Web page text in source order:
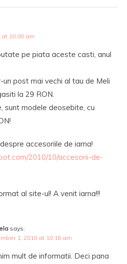
10:00 am
pe piata aceste casti, anul
post mai vechi al tau de Meli
la 29 RON.
sunt modele deosebite, cu
accesoriile de iarna!
2010/10/accesorii-de-
al site-ul! A venit iarna!!!
says:
1, 2010 at 10:16 am
mult de informatii. Deci pana